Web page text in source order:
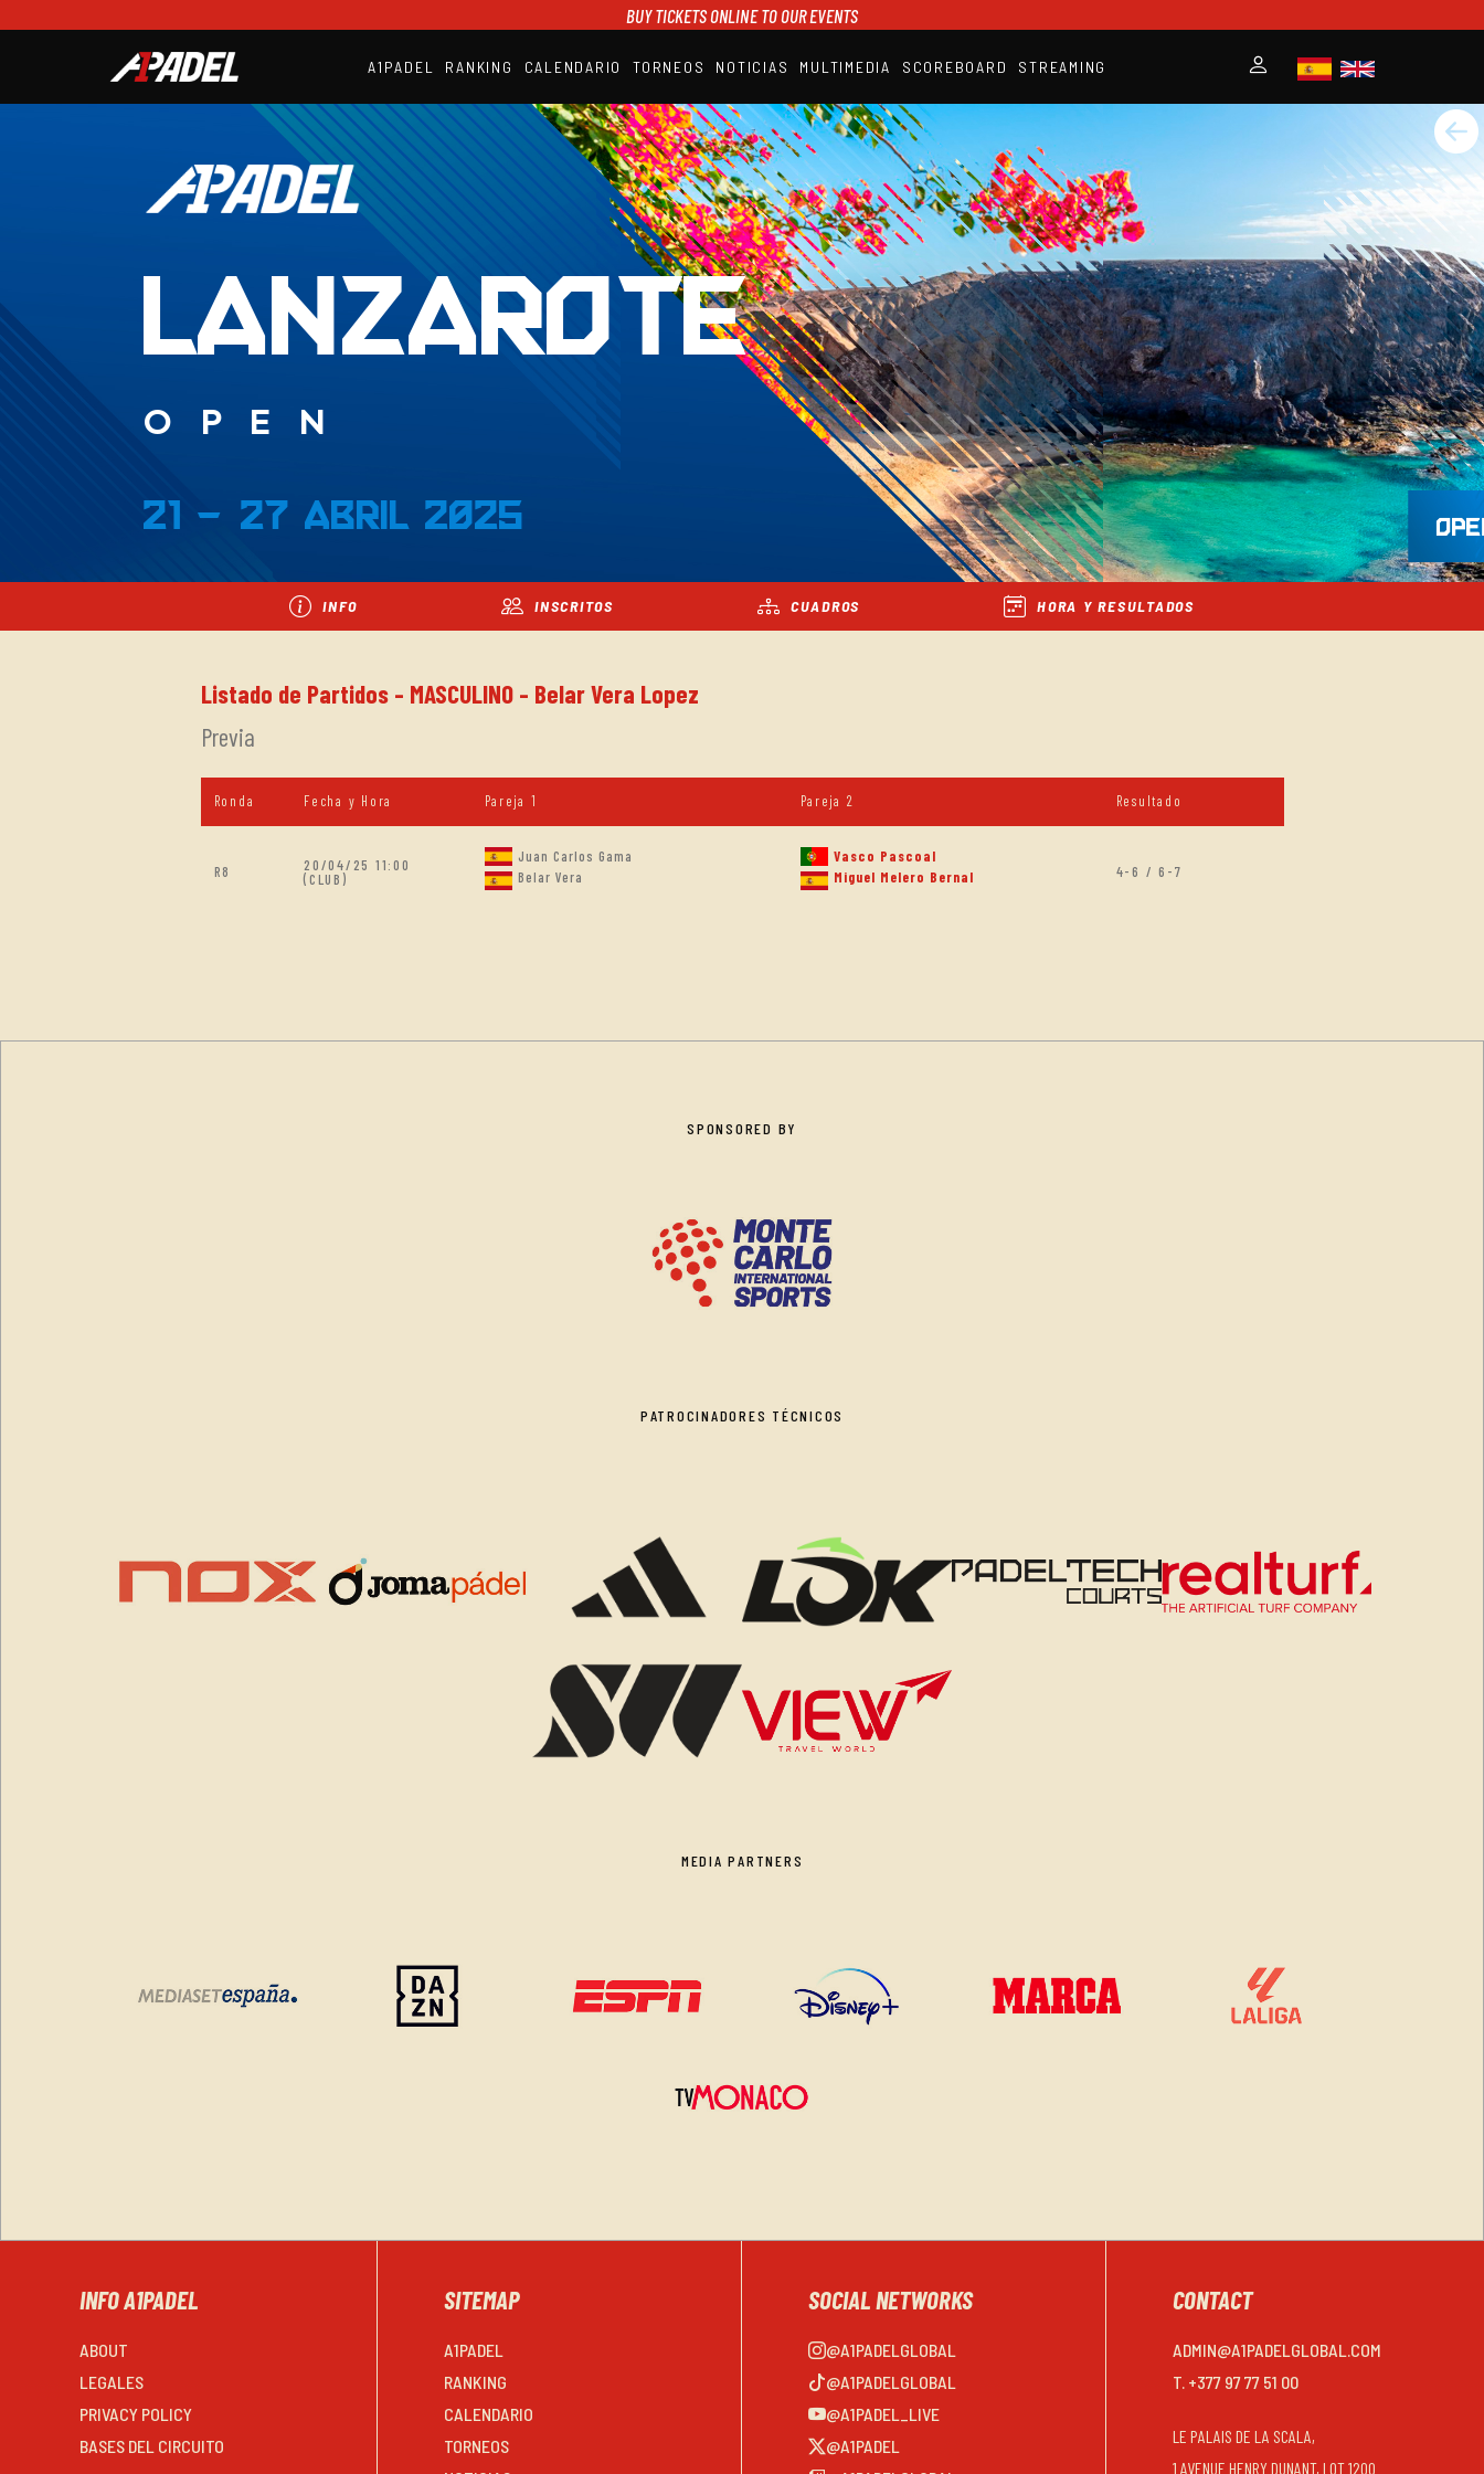
BUY TICKETS ONLINE TO OUR EVENTS
A1PADEL RANKING CALENDARIO TORNEOS NOTICIAS MULTIMEDIA SCOREBOARD STREAMING
A1PADEL
RANKING
CALENDARIO
TORNEOS
NOTICIAS
MULTIMEDIA
SCOREBOARD
STREAMING
LANZAROTE
OPEN
21 - 27 Abril 2025
INFO INSCRITOS CUADROS HORA Y RESULTADOS
Listado de Partidos - MASCULINO - Belar Vera Lopez
Previa
Ronda Fecha y Hora Pareja 1 Pareja 2 Resultado
R8
20/04/25 11:00
(CLUB)
Juan Carlos Gama
Belar Vera
Vasco Pascoal
Miguel Melero Bernal
4-6 / 6-7
SPONSORED BY
PATROCINADORES TÉCNICOS
MEDIA PARTNERS
INFO A1PADEL
ABOUT
LEGALES
PRIVACY POLICY
BASES DEL CIRCUITO
SITEMAP
A1PADEL
RANKING
CALENDARIO
TORNEOS
SOCIAL NETWORKS
@A1PADELGLOBAL
@A1PADELGLOBAL
@A1PADEL_LIVE
@A1PADEL
CONTACT
ADMIN@A1PADELGLOBAL.COM
T. +377 97 77 51 00
LE PALAIS DE LA SCALA,
1 AVENUE HENRY DUNANT, LOT 1200